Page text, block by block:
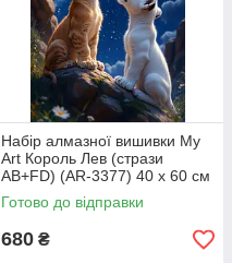
Набір алмазної вишивки My
Art Король Лев (стрази
AB+FD) (AR-3377) 40 х 60 см
(На підрамнику)
Готово до відправки
680 ₴